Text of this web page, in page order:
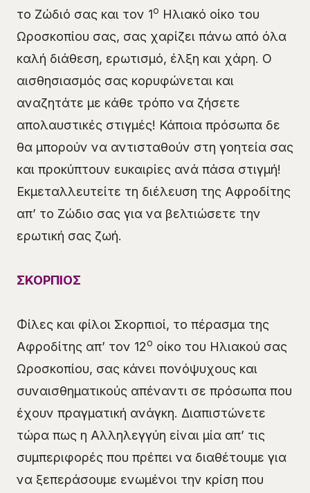
το Ζώδιό σας και τον 1ο Ηλιακό οίκο του
Ωροσκοπίου σας, σας χαρίζει πάνω από όλα
καλή διάθεση, ερωτισμό, έλξη και χάρη. Ο
αισθησιασμός σας κορυφώνεται και
αναζητάτε με κάθε τρόπο να ζήσετε
απολαυστικές στιγμές! Κάποια πρόσωπα δε
θα μπορούν να αντισταθούν στη γοητεία σας
και προκύπτουν ευκαιρίες ανά πάσα στιγμή!
Εκμεταλλευτείτε τη διέλευση της Αφροδίτης
απ’ το Ζώδιο σας για να βελτιώσετε την
ερωτική σας ζωή.
ΣΚΟΡΠΙΟΣ
Φίλες και φίλοι Σκορπιοί, το πέρασμα της
Αφροδίτης απ’ τον 12ο οίκο του Ηλιακού σας
Ωροσκοπίου, σας κάνει πονόψυχους και
συναισθηματικούς απέναντι σε πρόσωπα που
έχουν πραγματική ανάγκη. Διαπιστώνετε
τώρα πως η Αλληλεγγύη είναι μία απ’ τις
συμπεριφορές που πρέπει να διαθέτουμε για
να ξεπεράσουμε ενωμένοι την κρίση που